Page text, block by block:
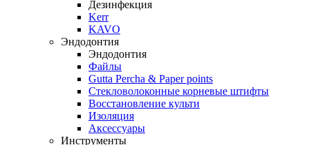
Дезинфекция
Kerr
KAVO
Эндодонтия
Эндодонтия
Файлы
Gutta Percha & Paper points
Стекловолоконные корневые штифты
Восстановление культи
Изоляция
Аксессуары
Инструменты